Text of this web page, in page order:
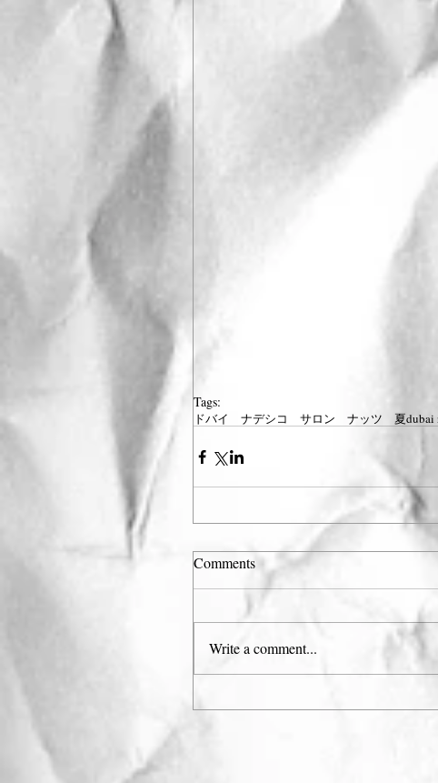
Tags:
ドバイ ナデシコ サロン ナッツ 夏dubai
Comments
Write a comment...